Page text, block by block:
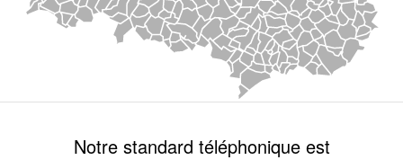
Notre standard téléphonique est